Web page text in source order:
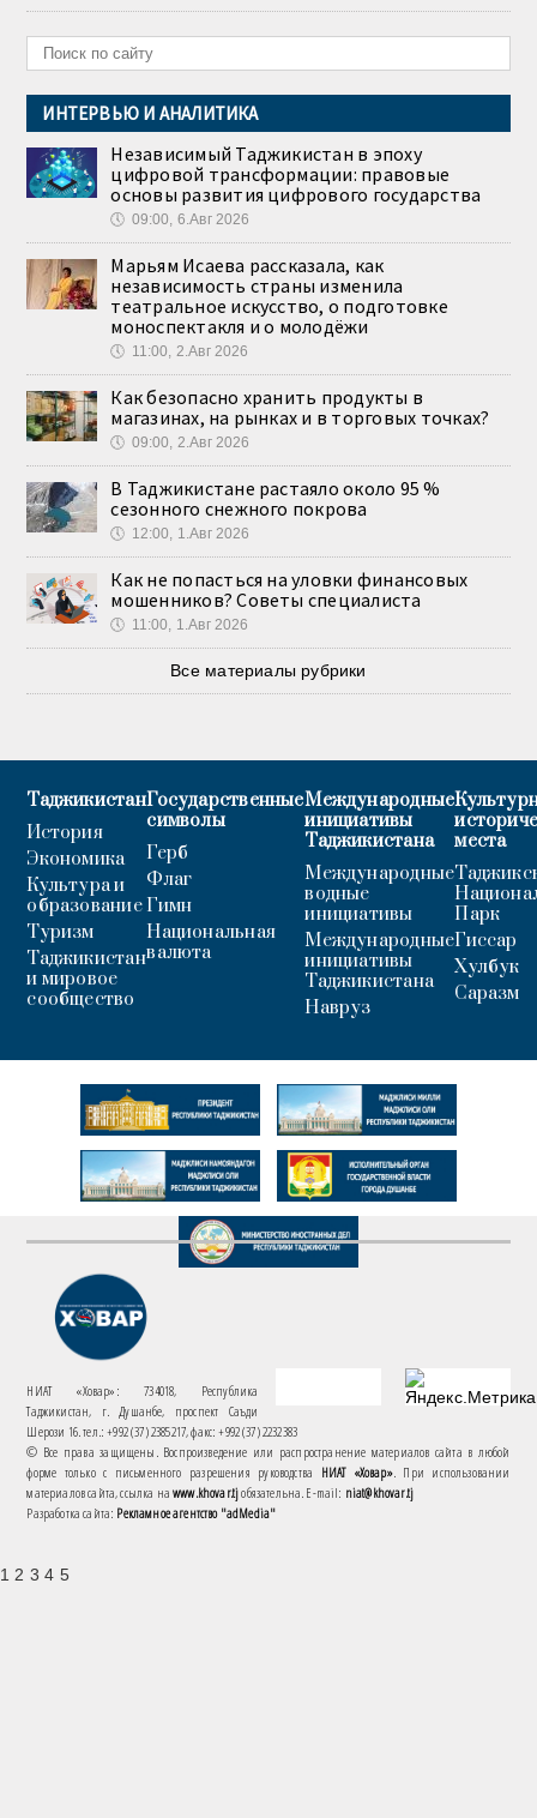
ИНТЕРВЬЮ И АНАЛИТИКА
Независимый Таджикистан в эпоху
цифровой трансформации: правовые
основы развития цифрового государства
🕔 09:00, 6.Авг 2026
Марьям Исаева рассказала, как
независимость страны изменила
театральное искусство, о подготовке
моноспектакля и о молодёжи
🕔 11:00, 2.Авг 2026
Как безопасно хранить продукты в
магазинах, на рынках и в торговых точках?
🕔 09:00, 2.Авг 2026
В Таджикистане растаяло около 95 %
сезонного снежного покрова
🕔 12:00, 1.Авг 2026
Как не попасться на уловки финансовых
мошенников? Советы специалиста
🕔 11:00, 1.Авг 2026
Все материалы рубрики
Таджикистан
История
Экономика
Культура и
образование
Туризм
Таджикистан
и мировое
сообщество
Государственные
символы
Герб
Флаг
Гимн
Национальная
валюта
Международные
инициативы
Таджикистана
Международные
водные
инициативы
Международные
инициативы
Таджикистана
Навруз
места
Парк
Гиссар
Хулбук
Саразм
НИАТ «Ховар»: 734018, Республика
Таджикистан, г. Душанбе, проспект Саъди
Шерози 16. тел.: +992 (37) 2385217, факс: +992 (37) 2232383
© Все права защищены. Воспроизведение или распространение материалов сайта в любой
форме только с письменного разрешения руководства НИАТ «Ховар». При использовании
материалов сайта, ссылка наwww.khovar.tjобязательна. E-mail: niat@khovar.tj
Разработка сайта: Рекламное агентство "adMedia"
1 2 3 4 5